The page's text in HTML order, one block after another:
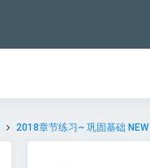
2018章节练习~ 巩固基础 NEW